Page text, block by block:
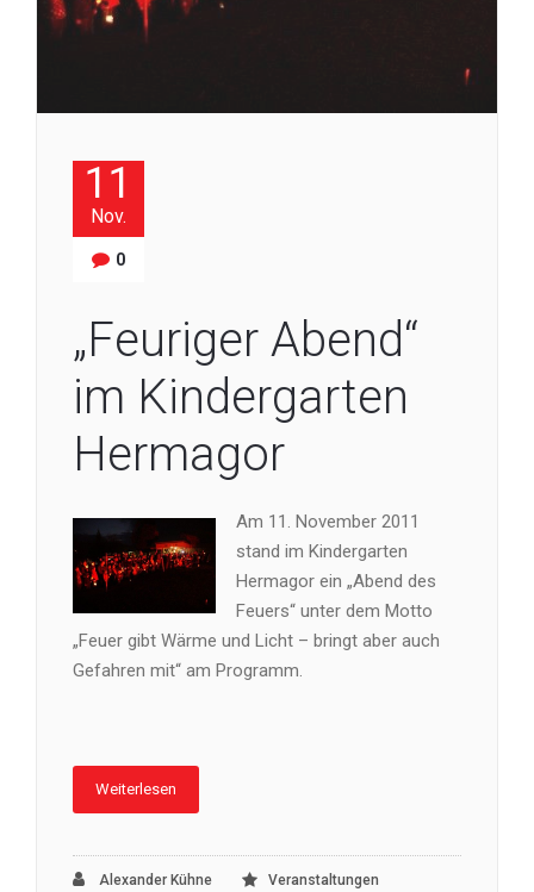
11
Nov.
0
„Feuriger Abend“
im Kindergarten
Hermagor
Am 11. November 2011
stand im Kindergarten
Hermagor ein „Abend des
Feuers“ unter dem Motto
„Feuer gibt Wärme und Licht – bringt aber auch
Gefahren mit“ am Programm.
Weiterlesen
Alexander Kühne Veranstaltungen